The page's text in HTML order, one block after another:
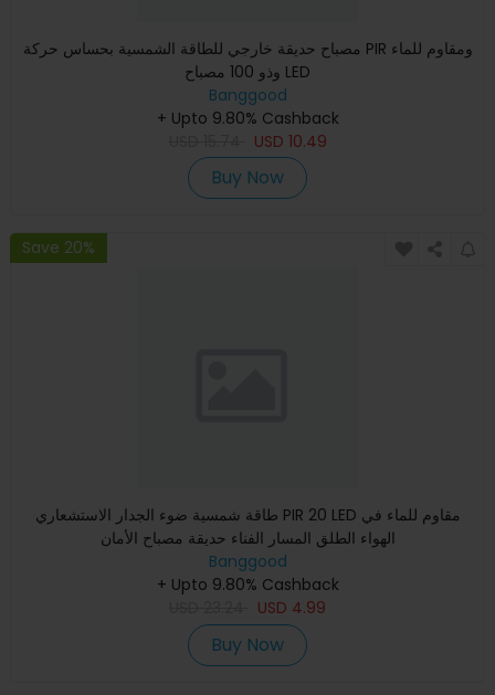
مصباح حديقة خارجي للطاقة الشمسية بحساس حركة PIR ومقاوم للماء
وذو 100 مصباح LED
Banggood
+ Upto 9.80% Cashback
USD 10.49
Buy Now
Save 20%
طاقة شمسية ضوء الجدار الاستشعاري PIR 20 LED مقاوم للماء في
الهواء الطلق المسار الفناء حديقة مصباح الأمان
Banggood
+ Upto 9.80% Cashback
USD 4.99
Buy Now